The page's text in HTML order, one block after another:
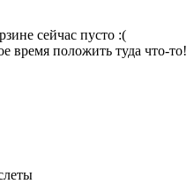
сейчас пусто :(
время положить туда что-то!